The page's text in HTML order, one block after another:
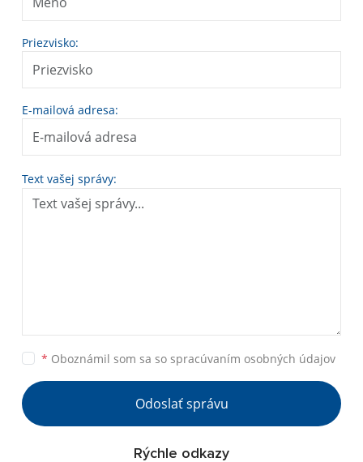
Priezvisko:
E-mailová adresa:
Text vašej správy:
* Oboznámil som sa so spracúvaním osobných údajov
Odoslať správu
Rýchle odkazy